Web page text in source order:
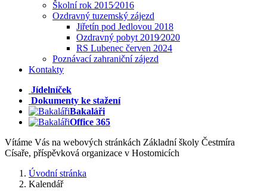
Školní rok 2015⁄2016
Ozdravný tuzemský zájezd
Jiřetín pod Jedlovou 2018
Ozdravný pobyt 2019⁄2020
RS Lubenec červen 2024
Poznávací zahraniční zájezd
Kontakty
Jídelníček
Dokumenty ke stažení
Bakaláři
Office 365
Vítáme Vás na webových stránkách Základní školy Čestmíra
Císaře, příspěvková organizace v Hostomicích
Úvodní stránka
Kalendář